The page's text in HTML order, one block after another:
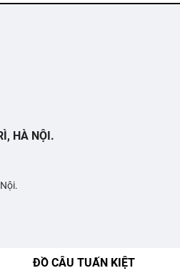
HÀ NỘI.
ĐỒ CÂU TUẤN KIỆT